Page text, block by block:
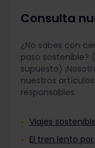
Consulta
¿No sabes con
paso sostenible?
supuesto)
nuestros
responsables.
Viajes
El tren lento